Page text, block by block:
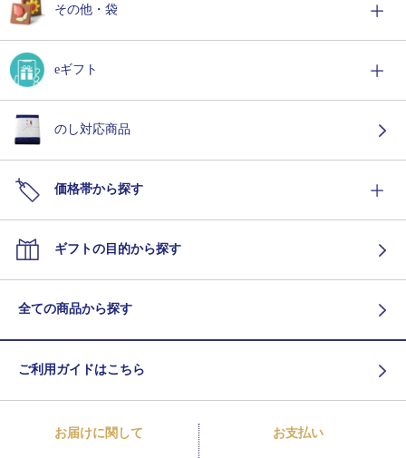
その他・袋
eギフト
のし対応商品
価格帯から探す
ギフトの目的から探す
全ての商品から探す
ご利用ガイドはこちら
お届けに関して お支払い